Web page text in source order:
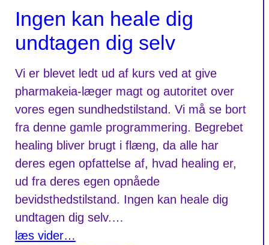
Ingen kan heale dig
undtagen dig selv
Vi er blevet ledt ud af kurs ved at give
pharmakeia-læger magt og autoritet over
vores egen sundhedstilstand. Vi må se bort
fra denne gamle programmering. Begrebet
healing bliver brugt i flæng, da alle har
deres egen opfattelse af, hvad healing er,
ud fra deres egen opnåede
bevidsthedstilstand. Ingen kan heale dig
undtagen dig selv.…
læs vider…